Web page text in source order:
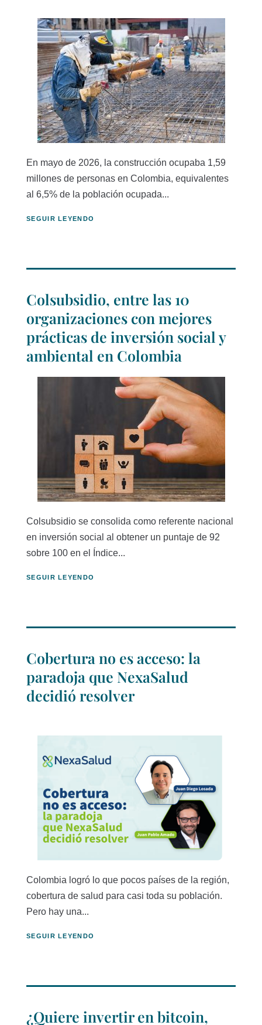
En mayo de 2026, la construcción ocupaba 1,59
millones de personas en Colombia, equivalentes
al 6,5% de la población ocupada...
SEGUIR LEYENDO
Colsubsidio, entre las 10
organizaciones con mejores
prácticas de inversión social y
ambiental en Colombia
Colsubsidio se consolida como referente nacional
en inversión social al obtener un puntaje de 92
sobre 100 en el Índice...
SEGUIR LEYENDO
Cobertura no es acceso: la
paradoja que NexaSalud
decidió resolver
Colombia logró lo que pocos países de la región,
cobertura de salud para casi toda su población.
Pero hay una...
SEGUIR LEYENDO
¿Quiere invertir en bitcoin,